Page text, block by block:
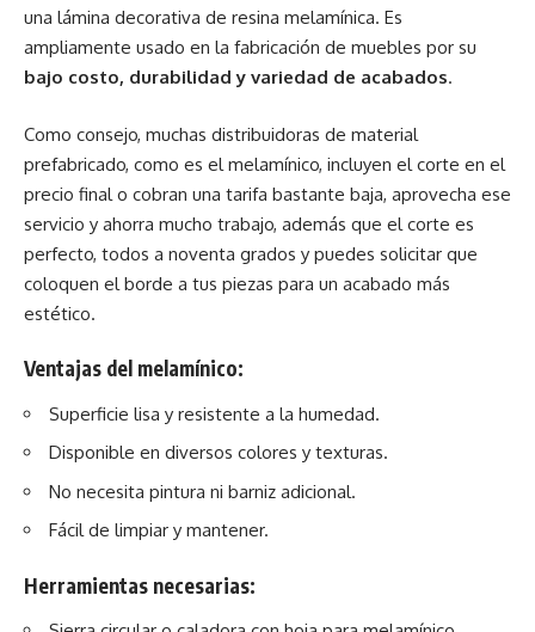
una lámina decorativa de resina melamínica. Es
ampliamente usado en la fabricación de muebles por su
bajo costo, durabilidad y variedad de acabados.
Como consejo, muchas distribuidoras de material
prefabricado, como es el melamínico, incluyen el corte en el
precio final o cobran una tarifa bastante baja, aprovecha ese
servicio y ahorra mucho trabajo, además que el corte es
perfecto, todos a noventa grados y puedes solicitar que
coloquen el borde a tus piezas para un acabado más
estético.
Ventajas del melamínico:
Superficie lisa y resistente a la humedad.
Disponible en diversos colores y texturas.
No necesita pintura ni barniz adicional.
Fácil de limpiar y mantener.
Herramientas necesarias: